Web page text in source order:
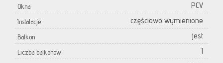
Okna PCV
Instalacje częściowo wymienione
Balkon jest
Liczba balkonów 1